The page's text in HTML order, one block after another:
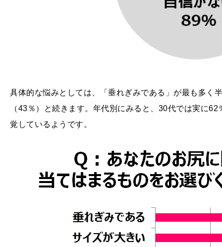
具体的な悩みとしては、「垂れぎみである」が最も多く
（43％）と続きます。年代別にみると、30代では実に
覚しているようです。